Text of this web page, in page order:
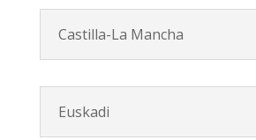
Castilla-La Mancha
Euskadi